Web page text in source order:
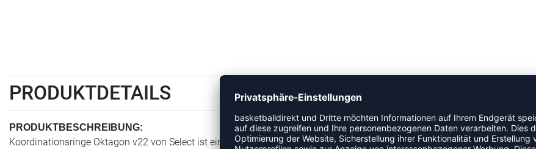
PRODUKTDETAILS
PRODUKTBESCHREIBUNG:
Koordinationsringe Oktagon v22 von Select ist ein Artikel der Kategorie Trainingszubehör. Ein praktisches Accessoire für